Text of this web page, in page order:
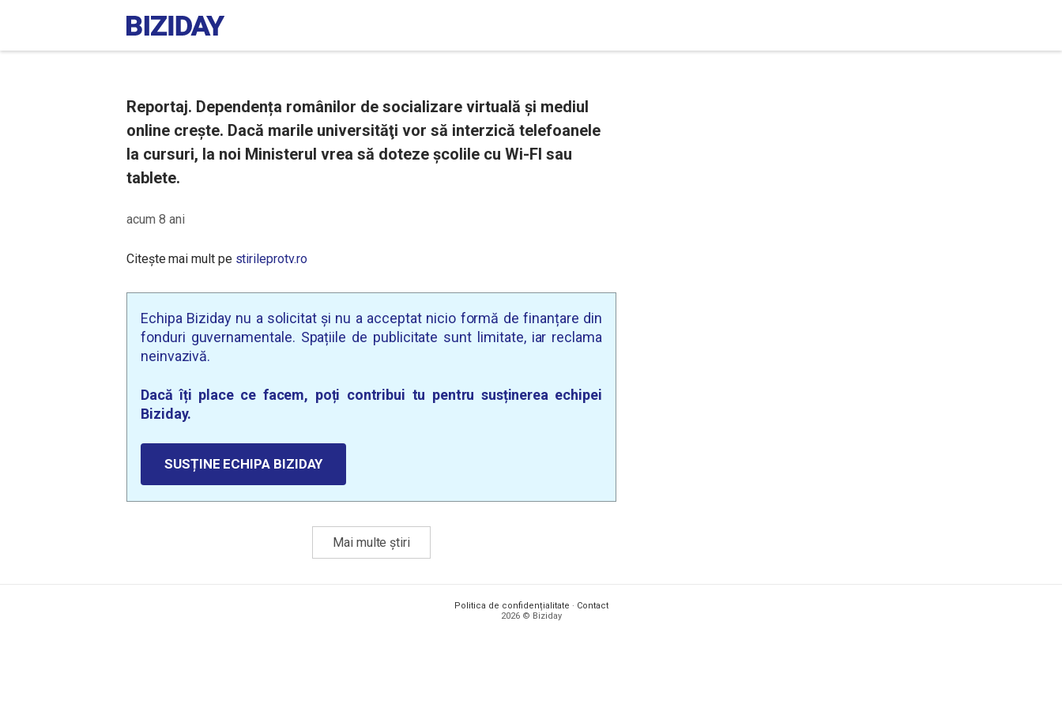
Reportaj. Dependența românilor de socializare virtuală și mediul
online crește. Dacă marile universităţi vor să interzică telefoanele
la cursuri, la noi Ministerul vrea să doteze şcolile cu Wi-FI sau
tablete.
acum 8 ani
Citește mai mult pe stirileprotv.ro
Echipa Biziday nu a solicitat și nu a acceptat nicio formă de finanțare din
fonduri guvernamentale. Spațiile de publicitate sunt limitate, iar reclama
neinvazivă.
Dacă îți place ce facem, poți contribui tu pentru susținerea echipei
Biziday.
SUSȚINE ECHIPA BIZIDAY
Mai multe știri
Politica de confidențialitate · Contact
2026 © Biziday